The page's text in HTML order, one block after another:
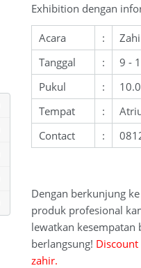
Exhibition dengan
Acara :
Tanggal
:
9 -
Pukul
:
Tempat
:
Contact
:
Dengan berkunjung
produk profesional
lewatkan kesempatan
berlangsung!
zahir.